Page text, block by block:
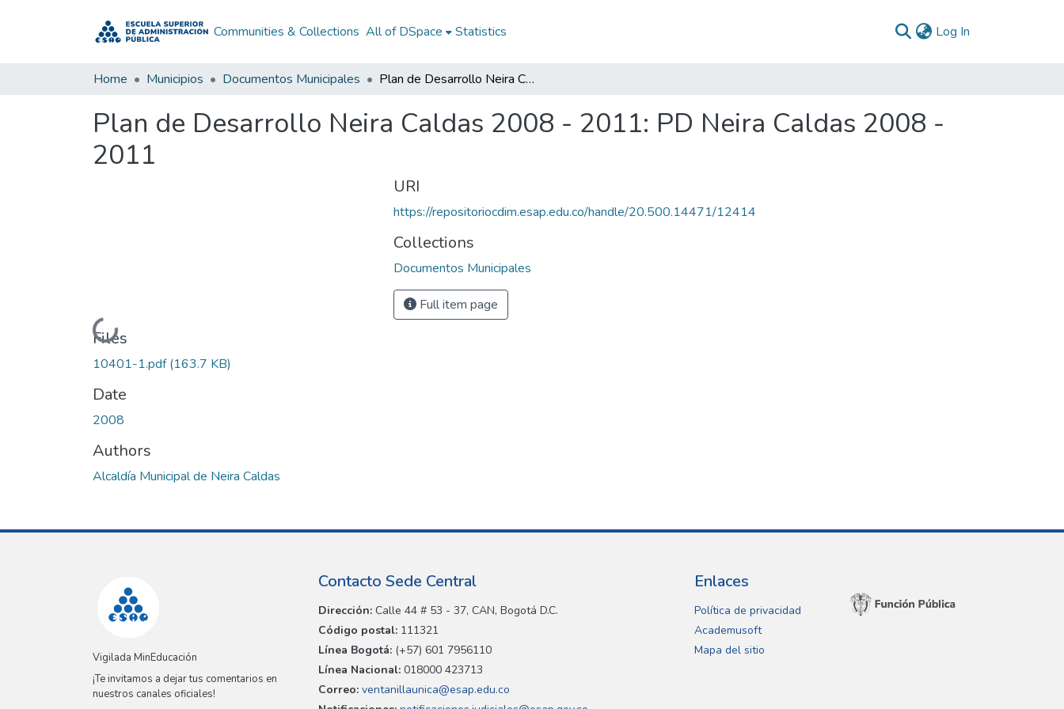
Communities & Collections All of DSpace Statistics Log In
Home Municipios Documentos Municipales Plan de Desarrollo Neira Caldas 2008 - 2011: PD Neira Caldas 2008 - 2011
Plan de Desarrollo Neira Caldas 2008 - 2011: PD Neira Caldas 2008 -
2011
Loading...
Files
10401-1.pdf(163.7 KB)
Date
2008
Authors
Alcaldía Municipal de Neira Caldas
URI
https://repositoriocdim.esap.edu.co/handle/20.500.14471/12414
Collections
Documentos Municipales
Full item page
Vigilada MinEducación
¡Te invitamos a dejar tus comentarios en
nuestros canales oficiales!
Contacto Sede Central
Dirección: Calle 44 # 53 - 37, CAN, Bogotá D.C.
Código postal: 111321
Línea Bogotá: (+57) 601 7956110
Línea Nacional: 018000 423713
Correo: ventanillaunica@esap.edu.co
Enlaces
Política de privacidad
Academusoft
Mapa del sitio